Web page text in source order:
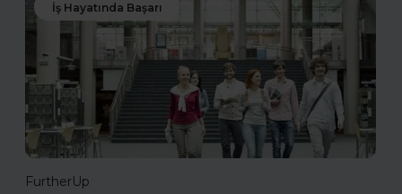
İş Hayatında Başarı
FurtherUp